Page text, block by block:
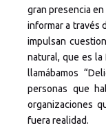
gran presencia
informar a través
impulsan
natural, que es la
llamábamos
personas que
organizaciones
fuera realidad.